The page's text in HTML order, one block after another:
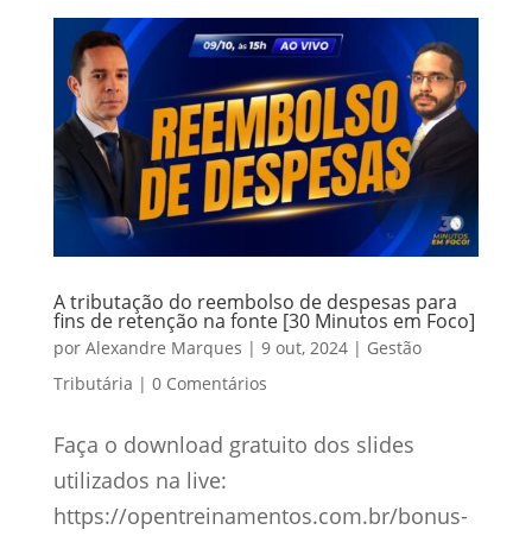
A tributação do reembolso de despesas para
fins de retenção na fonte [30 Minutos em Foco]
por Alexandre Marques | 9 out, 2024| Gestão
Tributária | 0 Comentários
Faça o download gratuito dos slides
utilizados na live:
https://opentreinamentos.com.br/bonus-